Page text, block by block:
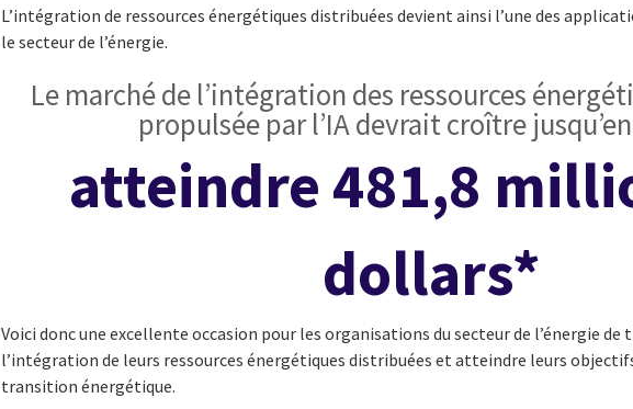
L’intégration de ressources énergétiques distribuées devient ainsi l’une des
le secteur de l’énergie.
Le marché de l’intégration des ressources
propulsée par l’IA devrait croître
atteindre 481,8
dollars*
Voici donc une excellente occasion pour les organisations du secteur de l’énergie de
l’intégration de leurs ressources énergétiques distribuées et atteindre leurs
transition énergétique.